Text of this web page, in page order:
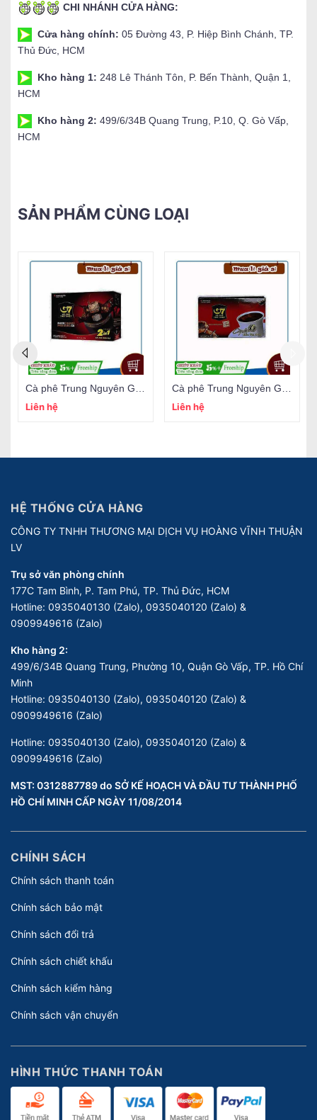
CHI NHÁNH CỬA HÀNG:
Cửa hàng chính: 05 Đường 43, P. Hiệp Bình Chánh, TP.
Thủ Đức, HCM
Kho hàng 1: 248 Lê Thánh Tôn, P. Bến Thành, Quận 1,
HCM
Kho hàng 2: 499/6/34B Quang Trung, P.10, Q. Gò Vấp,
HCM
SẢN PHẨM CÙNG LOẠI
Sữa đặc có đường ngôi sao phương nam 1284gr
Liên hệ
Trà chanh Lipton túi lọc
Liên hệ
HỆ THỐNG CỬA HÀNG
CÔNG TY TNHH THƯƠNG MẠI DỊCH VỤ HOÀNG VĨNH THUẬN
LV
Trụ sở văn phòng chính
177C Tam Bình, P. Tam Phú, TP. Thủ Đức, HCM
Hotline: 0935040130 (Zalo), 0935040120 (Zalo) &
0909949616 (Zalo)
Kho hàng 2:
499/6/34B Quang Trung, Phường 10, Quận Gò Vấp, TP. Hồ Chí
Minh
Hotline: 0935040130 (Zalo), 0935040120 (Zalo) &
0909949616 (Zalo)
Hotline: 0935040130 (Zalo), 0935040120 (Zalo) &
0909949616 (Zalo)
MST: 0312887789 do SỞ KẾ HOẠCH VÀ ĐẦU TƯ THÀNH PHỐ
HỒ CHÍ MINH CẤP NGÀY 11/08/2014
CHÍNH SÁCH
Chính sách thanh toán
Chính sách bảo mật
Chính sách đổi trả
Chính sách chiết khấu
Chính sách kiểm hàng
Chính sách vận chuyển
HÌNH THỨC THANH TOÁN